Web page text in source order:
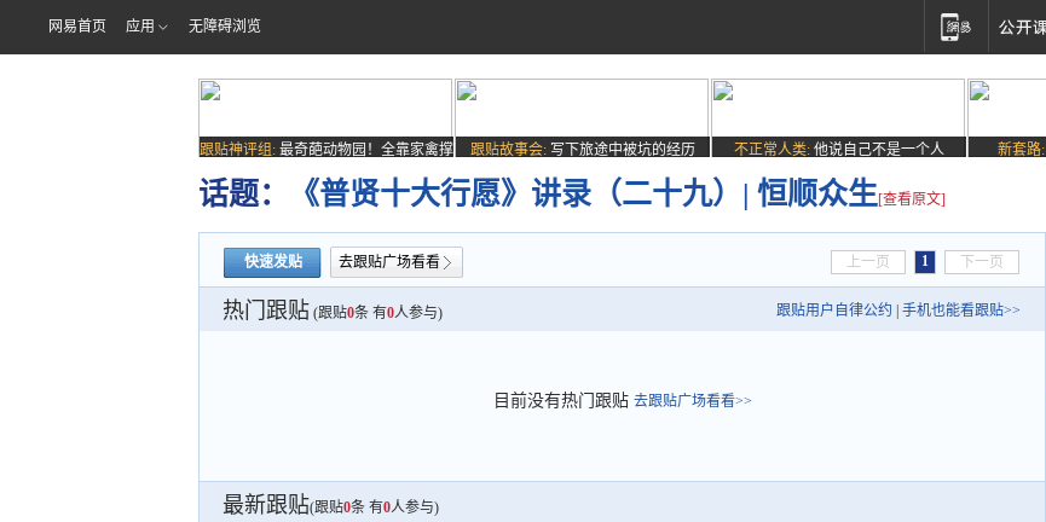
网易首页 应用 无障碍浏览
跟贴神评组: 最奇葩动物园！全靠家禽撑
场子
跟贴故事会: 写下旅途中被坑的经历 不正常人类: 他说自己不是一个人 新套路:
话题： 《普贤十大行愿》讲录（二十九）| 恒顺众生[查看原文]
快速发贴 去跟贴广场看看 上一页 1 下一页
热门跟贴 (跟贴0条 有0人参与) 跟贴用户自律公约 手机也能看跟贴>>
目前没有热门跟贴 去跟贴广场看看>>
最新跟贴(跟贴0条 有0人参与)